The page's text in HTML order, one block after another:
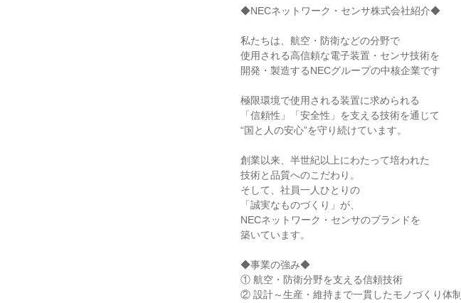
◆NECネットワーク・センサ株式会社紹介◆
私たちは、航空・防衛などの分野で
使用される高信頼な電子装置・センサ技術を
開発・製造するNECグループの中核企業です
極限環境で使用される装置に求められる
「信頼性」「安全性」を支える技術を通じて
“国と人の安心”を守り続けています。
創業以来、半世紀以上にわたって培われた
技術と品質へのこだわり。
そして、社員一人ひとりの
「誠実なものづくり」が、
NECネットワーク・センサのブランドを
築いています。
◆事業の強み◆
① 航空・防衛分野を支える信頼技術
② 設計～生産・維持まで一貫したモノづくり体制